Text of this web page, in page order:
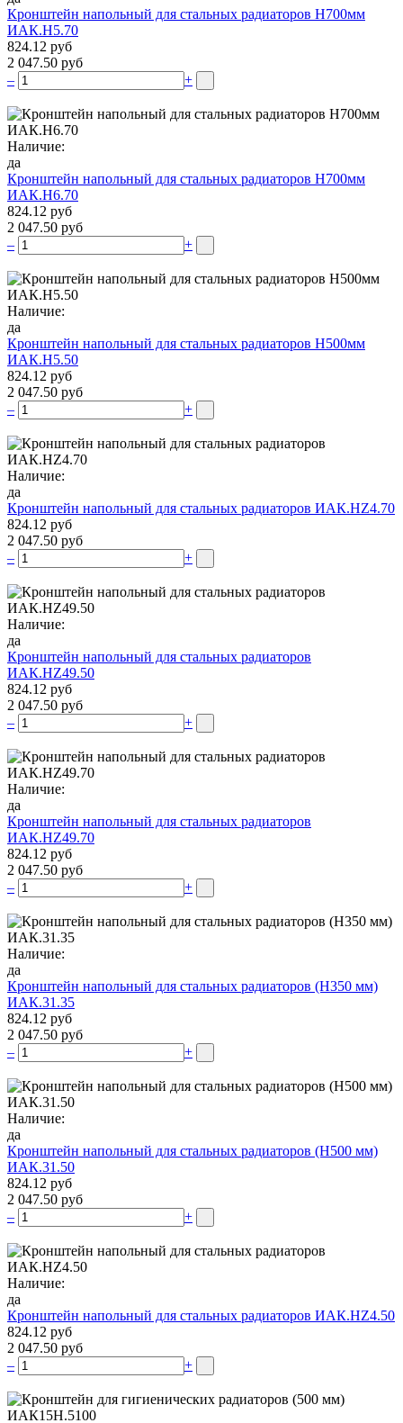
Кронштейн напольный для стальных радиаторов Н700мм
ИАК.Н5.70
824.12 руб
2 047.50 руб
–
+
Наличие:
да
Кронштейн напольный для стальных радиаторов Н700мм
ИАК.Н6.70
824.12 руб
2 047.50 руб
–
+
Наличие:
да
Кронштейн напольный для стальных радиаторов Н500мм
ИАК.Н5.50
824.12 руб
2 047.50 руб
–
+
Наличие:
да
Кронштейн напольный для стальных радиаторов ИАК.НZ4.70
824.12 руб
2 047.50 руб
–
+
Наличие:
да
Кронштейн напольный для стальных радиаторов
ИАК.НZ49.50
824.12 руб
2 047.50 руб
–
+
Наличие:
да
Кронштейн напольный для стальных радиаторов
ИАК.НZ49.70
824.12 руб
2 047.50 руб
–
+
Наличие:
да
Кронштейн напольный для стальных радиаторов (Н350 мм)
ИАК.31.35
824.12 руб
2 047.50 руб
–
+
Наличие:
да
Кронштейн напольный для стальных радиаторов (Н500 мм)
ИАК.31.50
824.12 руб
2 047.50 руб
–
+
Наличие:
да
Кронштейн напольный для стальных радиаторов ИАК.НZ4.50
824.12 руб
2 047.50 руб
–
+